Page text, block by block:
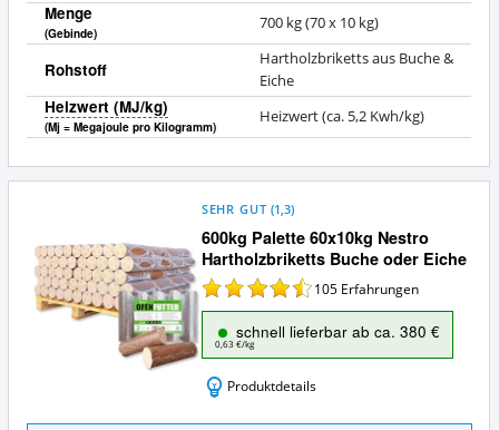
Menge
(Gebinde)
700 kg (70 x 10 kg)
Rohstoff
Hartholzbriketts aus Buche &
Eiche
Heizwert (MJ/kg)
(Mj = Megajoule pro Kilogramm)
Heizwert (ca. 5,2 Kwh/kg)
600kg Palette 60x10kg Nestro
Hartholzbriketts Buche oder Eiche
SEHR GUT (1,3)
105 Erfahrungen
schnell lieferbar ab ca. 380 €
0,63 €/kg
Produktdetails